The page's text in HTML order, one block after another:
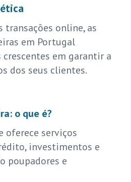
transações online, as
em Portugal
em garantir a
dos seus clientes.
o que é?
oferece serviços
investimentos e
poupadores e